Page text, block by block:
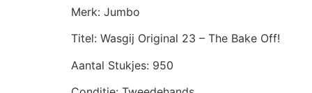
Merk: Jumbo
Titel: Wasgij Original 23 – The Bake Off!
Aantal Stukjes: 950